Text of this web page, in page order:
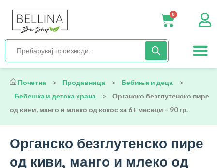
0
Почетна > Продавница > Бебиња и деца
>
Бебешка и детска храна
>
Органско безглутенско пире
од киви, манго и млеко од кокос за 6+ месеци – 90 гр.
Органско безглутенско пире
од киви, манго и млеко од